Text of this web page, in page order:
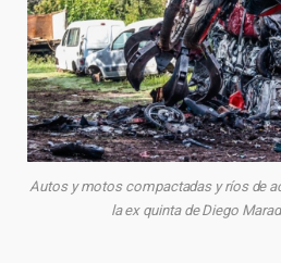
Autos y motos compactadas y ríos de
la ex quinta de Diego